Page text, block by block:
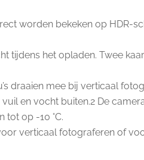
worden bekeken op HDR-
tijdens het opladen. Twee
draaien mee bij verticaal
en vocht buiten.2 De
tot op -10 °C.
verticaal fotograferen of